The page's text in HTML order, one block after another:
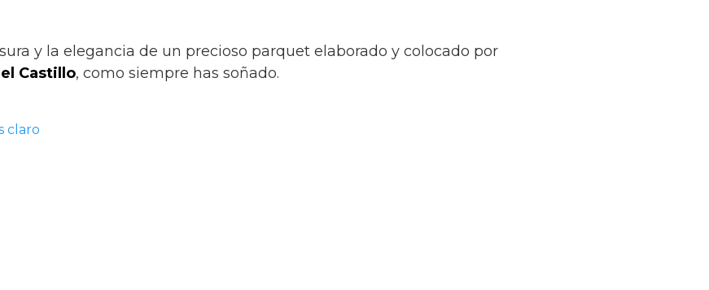
y la elegancia de un precioso parquet elaborado y colocado por
Castillo, como siempre has soñado.
claro